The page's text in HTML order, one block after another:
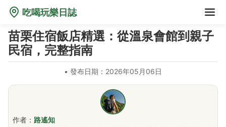
吃喝玩樂日誌
苗栗住宿飯店精選：從溫泉會館到親子
民宿，完整指南
• 發布日期：2026年05月06日
作者： 路遙知